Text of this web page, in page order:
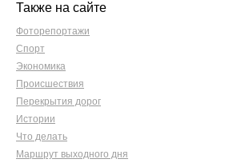
Также на сайте
Фоторепортажи
Спорт
Экономика
Происшествия
Перекрытия дорог
Истории
Что делать
Маршрут выходного дня